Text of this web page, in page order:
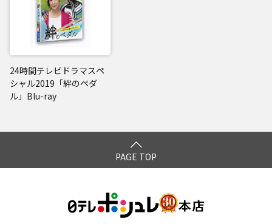
24時間テレビドラマスペ
シャル2019「絆のペダ
ル」Blu-ray
PAGE TOP